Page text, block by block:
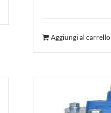
Aggiungi al carrello